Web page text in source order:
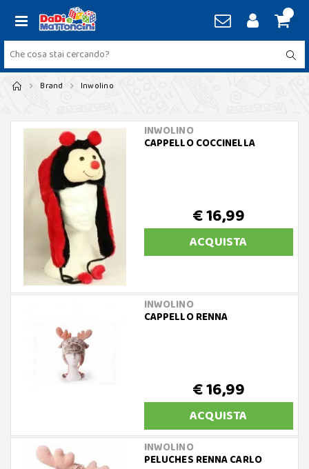
Brand Inwolino
INWOLINO
CAPPELLO COCCINELLA
€ 16,99
ACQUISTA
INWOLINO
CAPPELLO RENNA
€ 16,99
ACQUISTA
INWOLINO
PELUCHES RENNA CARLO